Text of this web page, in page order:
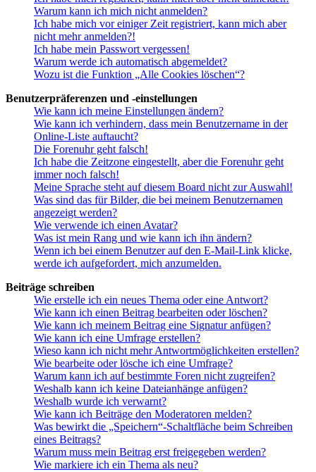
Warum kann ich mich nicht anmelden?
Ich habe mich vor einiger Zeit registriert, kann mich aber
nicht mehr anmelden?!
Ich habe mein Passwort vergessen!
Warum werde ich automatisch abgemeldet?
Wozu ist die Funktion „Alle Cookies löschen“?
Benutzerpräferenzen und -einstellungen
Wie kann ich meine Einstellungen ändern?
Wie kann ich verhindern, dass mein Benutzername in der
Online-Liste auftaucht?
Die Forenuhr geht falsch!
Ich habe die Zeitzone eingestellt, aber die Forenuhr geht
immer noch falsch!
Meine Sprache steht auf diesem Board nicht zur Auswahl!
Was sind das für Bilder, die bei meinem Benutzernamen
angezeigt werden?
Wie verwende ich einen Avatar?
Was ist mein Rang und wie kann ich ihn ändern?
Wenn ich bei einem Benutzer auf den E-Mail-Link klicke,
werde ich aufgefordert, mich anzumelden.
Beiträge schreiben
Wie erstelle ich ein neues Thema oder eine Antwort?
Wie kann ich einen Beitrag bearbeiten oder löschen?
Wie kann ich meinem Beitrag eine Signatur anfügen?
Wie kann ich eine Umfrage erstellen?
Wieso kann ich nicht mehr Antwortmöglichkeiten erstellen?
Wie bearbeite oder lösche ich eine Umfrage?
Warum kann ich auf bestimmte Foren nicht zugreifen?
Weshalb kann ich keine Dateianhänge anfügen?
Weshalb wurde ich verwarnt?
Wie kann ich Beiträge den Moderatoren melden?
Was bewirkt die „Speichern“-Schaltfläche beim Schreiben
eines Beitrags?
Warum muss mein Beitrag erst freigegeben werden?
Wie markiere ich ein Thema als neu?